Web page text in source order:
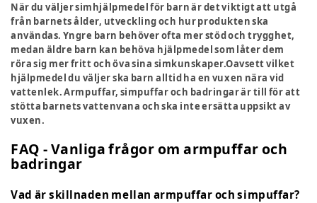
När du väljer simhjälpmedel för barn är det viktigt att utgå
från barnets ålder, utveckling och hur produkten ska
användas. Yngre barn behöver ofta mer stöd och trygghet,
medan äldre barn kan behöva hjälpmedel som låter dem
röra sig mer fritt och öva sina simkunskaper.Oavsett vilket
hjälpmedel du väljer ska barn alltid ha en vuxen nära vid
vattenlek. Armpuffar, simpuffar och badringar är till för att
stötta barnets vattenvana och ska inte ersätta uppsikt av
vuxen.
FAQ - Vanliga frågor om armpuffar och
badringar
Vad är skillnaden mellan armpuffar och simpuffar?